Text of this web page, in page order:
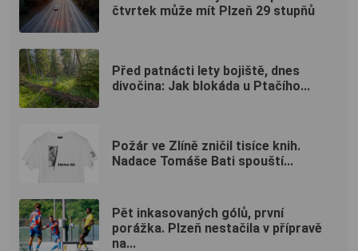
čtvrtek může mít Plzeň 29 stupňů
Před patnácti lety bojiště, dnes
divočina: Jak blokáda u Ptačího...
Požár ve Zlíně zničil tisíce knih.
Nadace Tomáše Bati spouští...
Pět inkasovaných gólů, první
porážka. Plzeň nestačila v přípravě
na...